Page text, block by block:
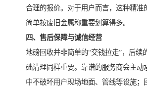
合理的报价。对于用户而言，这种精准
简单按废旧金属称重要划算得多。
四、售后保障与诚信经营
地磅回收并非简单的“交钱拉走”，后续
础清理同样重要。靠谱的服务商会主动
中不破坏用户现场地面、管线等设施；